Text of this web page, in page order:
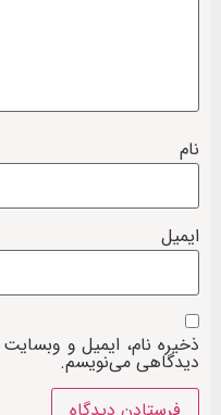
نام
ایمیل
ذخیره نام، ایمیل و
دیدگاهی می‌نویسم.